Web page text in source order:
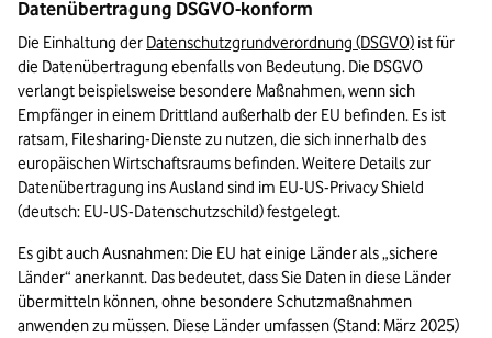
Datenübertragung DSGVO-konform
Die Einhaltung der Datenschutzgrundverordnung (DSGVO) ist für
die Datenübertragung ebenfalls von Bedeutung. Die DSGVO
verlangt beispielsweise besondere Maßnahmen, wenn sich
Empfänger in einem Drittland außerhalb der EU befinden. Es ist
ratsam, Filesharing-Dienste zu nutzen, die sich innerhalb des
europäischen Wirtschaftsraums befinden. Weitere Details zur
Datenübertragung ins Ausland sind im EU-US-Privacy Shield
(deutsch: EU-US-Datenschutzschild) festgelegt.
Es gibt auch Ausnahmen: Die EU hat einige Länder als „sichere
Länder“ anerkannt. Das bedeutet, dass Sie Daten in diese Länder
übermitteln können, ohne besondere Schutzmaßnahmen
anwenden zu müssen. Diese Länder umfassen (Stand: März 2025)